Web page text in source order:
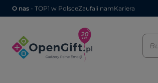
O nas - TOP1 w PolsceZaufali namKariera